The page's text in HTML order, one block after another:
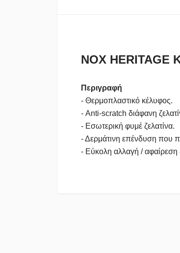
NOX
Περιγραφή
- Θερμοπλαστικό κέλυφος.
- Anti-scratch διάφανη
- Εσωτερική φυμέ ζελατίνα.
- Δερμάτινη επένδυση που
- Εύκολη αλλαγή / αφαίρεση